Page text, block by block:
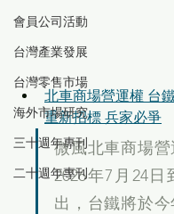
會員公司活動
台灣產業發展
台灣零售市場
海外市場研究
三十週年專刊
二十週年專刊
北車商場營運權 台
重新招標 兵家必爭
微風北車商場
2026年7月24
出，台鐵將於